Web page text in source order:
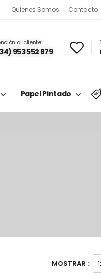
Quienes Somos Contacto
al cliente:
953 552 879
Papel Pintado
MOSTRAR :